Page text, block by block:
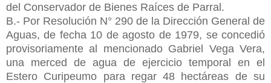
del Conservador de Bienes Raíces de Parral.
B.- Por Resolución N° 290 de la Dirección General de
Aguas, de fecha 10 de agosto de 1979, se concedió
provisoriamente al mencionado Gabriel Vega Vera,
una merced de agua de ejercicio temporal en el
Estero Curipeumo para regar 48 hectáreas de su